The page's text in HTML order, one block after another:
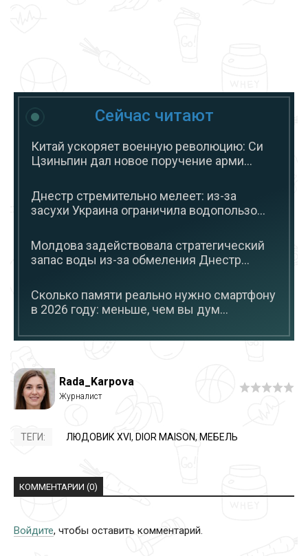
Сейчас читают
Китай ускоряет военную революцию: Си
Цзиньпин дал новое поручение арми...
Днестр стремительно мелеет: из-за
засухи Украина ограничила водопользо...
Молдова задействовала стратегический
запас воды из-за обмеления Днестр...
Сколько памяти реально нужно смартфону
в 2026 году: меньше, чем вы дум...
Rada_Karpova
ТЕГИ: ЛЮДОВИК XVI, DIOR MAISON, МЕБЕЛЬ
КОММЕНТАРИИ (0)
Войдите, чтобы оставить комментарий.